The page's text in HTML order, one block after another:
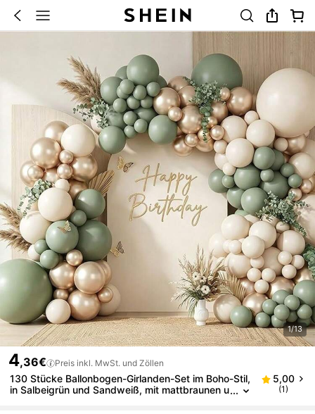
1/13
4,36€ Preis inkl. MwSt. und Zöllen
130 Stücke Ballonbogen-Girlanden-Set im Boho-Stil,
in Salbeigrün und Sandweiß, mit mattbraunen u
5,00
(1)